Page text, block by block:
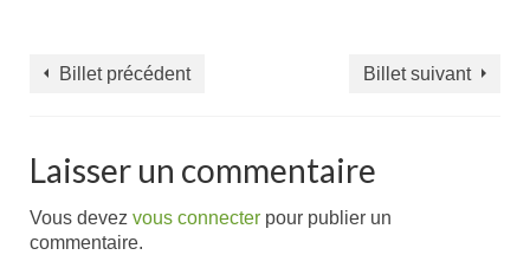
Billet précédent Billet suivant
Laisser un commentaire
Vous devez vous connecter pour publier un
commentaire.